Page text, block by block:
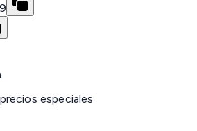
especiales